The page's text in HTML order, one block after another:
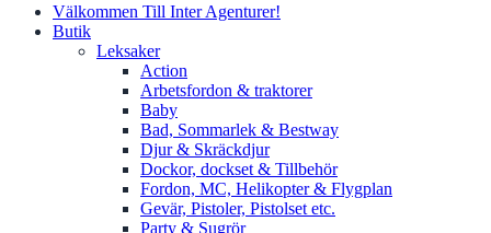
Välkommen Till Inter Agenturer!
Butik
Leksaker
Action
Arbetsfordon & traktorer
Baby
Bad, Sommarlek & Bestway
Djur & Skräckdjur
Dockor, dockset & Tillbehör
Fordon, MC, Helikopter & Flygplan
Gevär, Pistoler, Pistolset etc.
Party & Sugrör